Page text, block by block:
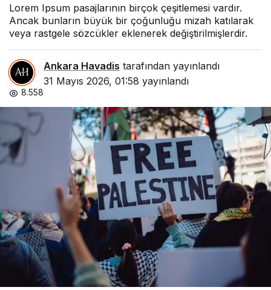
Lorem Ipsum pasajlarının birçok çeşitlemesi vardır.
Ancak bunların büyük bir çoğunluğu mizah katılarak
veya rastgele sözcükler eklenerek değiştirilmişlerdir.
Ankara Havadis tarafından yayınlandı
31 Mayıs 2026, 01:58 yayınlandı
8.558